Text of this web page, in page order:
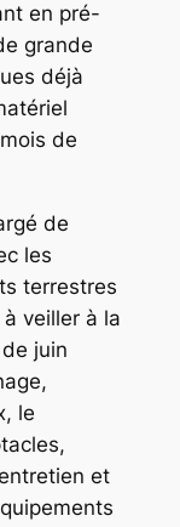
en pré-
grande
déjà
de
de
les
terrestres
veiller à la
juin
le
et